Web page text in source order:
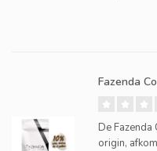
Fazenda
De
origin,